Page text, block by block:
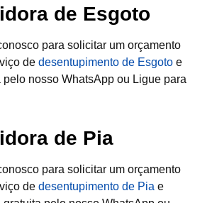
de Esgoto
para solicitar um orçamento
de desentupimento de Esgoto e
nosso WhatsApp ou Ligue para
de Pia
para solicitar um orçamento
de desentupimento de Pia e